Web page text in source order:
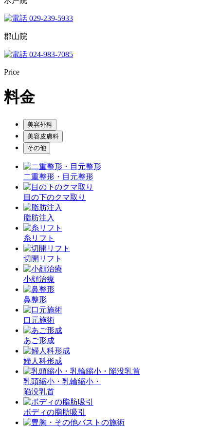
029-239-5933
郡山院
024-983-7085
Price
料金
美容外科
美容皮膚科
その他
二重整形・目元整形
目の下のクマ取り
脂肪注入
糸リフト
切開リフト
小顔治療
鼻整形
口元施術
あご形成
婦人科形成
乳頭縮小・乳輪縮小・
陥没乳首
ボディの脂肪吸引